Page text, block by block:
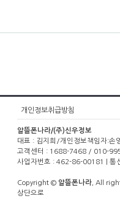
개인정보취급방침
알뜰폰나라/(주)신우정보
대표 : 김지희/개인정보책임자:
고객센터 : 1688-7468 / 010-
사업자번호 : 462-86-00181 | 통
Copyright © 알뜰폰나라. All
상단으로